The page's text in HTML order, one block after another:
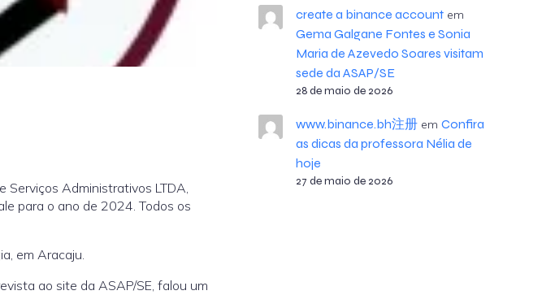
Serviços Administrativos LTDA,
para o ano de 2024. Todos os
em Aracaju.
ao site da ASAP/SE, falou um
create a binance accountem
Gema Galgane Fontes e Sonia
Maria de Azevedo Soares visitam
sede da ASAP/SE
28 de maio de 2026
www.binance.bh注册em Confira
as dicas da professora Nélia de
hoje
27 de maio de 2026